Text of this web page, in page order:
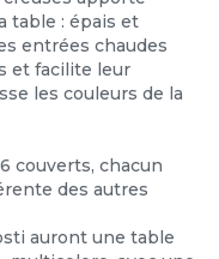
table : épais et
entrées chaudes
et facilite leur
les couleurs de la
couverts, chacun
des autres
auront une table